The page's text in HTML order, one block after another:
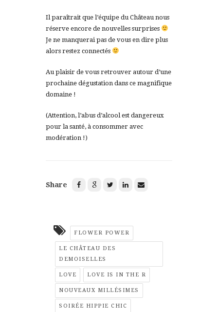
Il paraîtrait que l’équipe du Château nous
réserve encore de nouvelles surprises
Je ne manquerai pas de vous en dire plus
alors restez connectés
Au plaisir de vous retrouver autour d’une
prochaine dégustation dans ce magnifique
domaine !
(Attention, l’abus d’alcool est dangereux
pour la santé, à consommer avec
modération !)
Share
FLOWER POWER
LE CHÂTEAU DES
DEMOISELLES
LOVE LOVE IS IN THE R
NOUVEAUX MILLÉSIMES
SOIRÉE HIPPIE CHIC